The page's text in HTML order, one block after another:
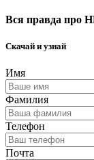
Вся правда про
Скачай и узнай
Имя
Фамилия
Телефон
Почта